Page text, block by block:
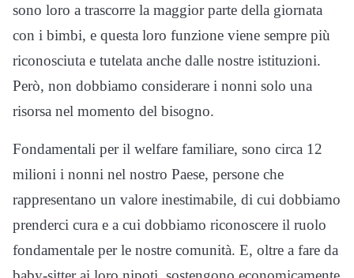
sono loro a trascorre la maggior parte della giornata
con i bimbi, e questa loro funzione viene sempre più
riconosciuta e tutelata anche dalle nostre istituzioni.
Però, non dobbiamo considerare i nonni solo una
risorsa nel momento del bisogno.
Fondamentali per il welfare familiare, sono circa 12
milioni i nonni nel nostro Paese, persone che
rappresentano un valore inestimabile, di cui dobbiamo
prenderci cura e a cui dobbiamo riconoscere il ruolo
fondamentale per le nostre comunità. E, oltre a fare da